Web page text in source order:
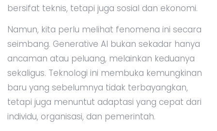
bersifat teknis, tetapi juga sosial dan ekonomi.
Namun, kita perlu melihat fenomena ini secara
seimbang. Generative AI bukan sekadar hanya
ancaman atau peluang, melainkan keduanya
sekaligus. Teknologi ini membuka kemungkinan
baru yang sebelumnya tidak terbayangkan,
tetapi juga menuntut adaptasi yang cepat dari
individu, organisasi, dan pemerintah.